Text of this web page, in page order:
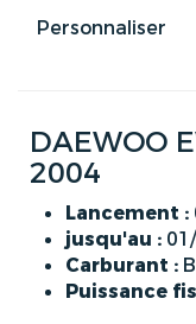
Personnaliser
DAEWOO
2004
Lancement :
jusqu'au :
Carburant :
Puissance